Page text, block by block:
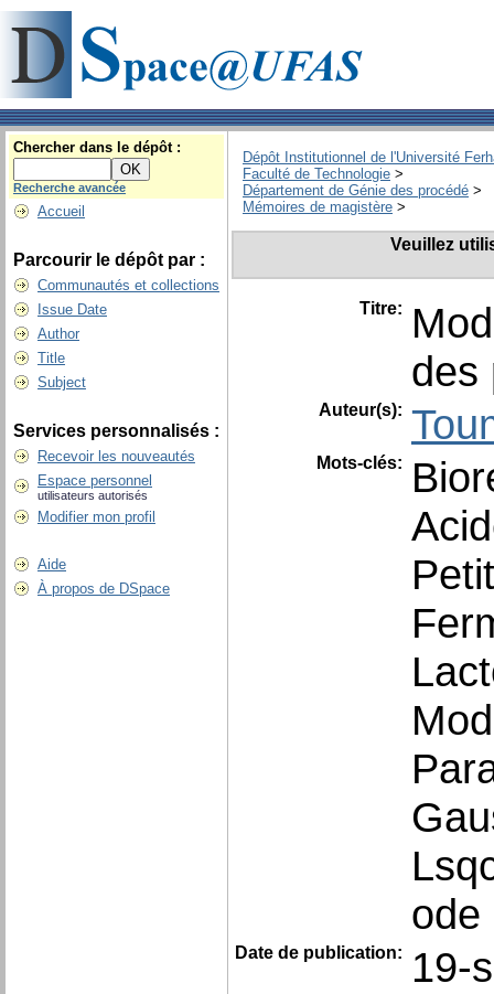
Chercher dans le dépôt :
Recherche avancée
Accueil
Parcourir le dépôt par :
Communautés et collections
Issue Date
Author
Title
Subject
Services personnalisés :
Recevoir les nouveautés
Espace personnel
utilisateurs autorisés
Modifier mon profil
Aide
À propos de DSpace
Dépôt Institutionnel de l'Université
Faculté de Technologie >
Département de Génie des procédé >
Mémoires de magistère >
Veuillez
Titre:
des
Auteur(s):
Mots-clés:
ode
Date de publication: 19-